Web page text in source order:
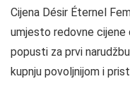
Cijena Désir Éternel
umjesto redovne cijene
popusti za prvi
kupnju povoljnijom i